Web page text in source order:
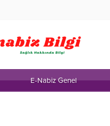
E-Nabiz Genel